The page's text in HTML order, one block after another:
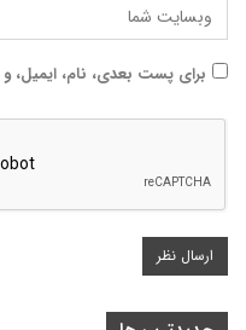
برای پست بعدی، نام، ایمیل،